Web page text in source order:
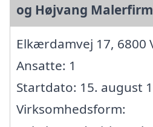
og Højvang
Elkærdamvej 17, 6800
Ansatte: 1
Startdato: 15. august
Virksomhedsform: